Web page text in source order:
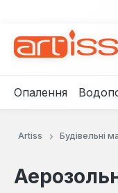
Опалення
Artiss Будівельні